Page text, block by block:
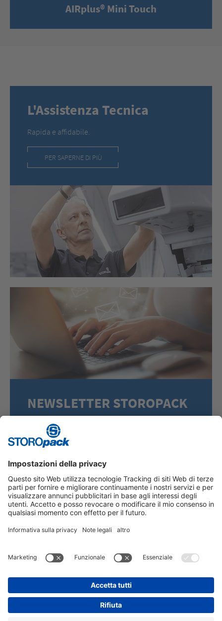
AIRplus® Mini Touch
L'Assistenza Tecnica
Rapida e affidabile.
PER SAPERNE DI PIÙ
NEWSLETTER STOROPACK
Iscriviti alla nostra newsletter e rimani aggiornato
sulle soluzioni di imballaggio più innovative.
ISCRIVITI ORA
YouTube Glassdoor Indeed
INFORMAZIONE LEGALE
PROTEZIONE DEI DATI